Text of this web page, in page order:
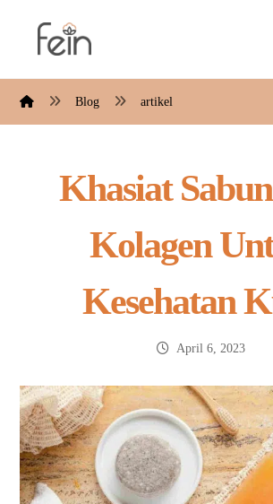
Blog artikel
Khasiat
Kolagen
Kesehatan
April 6, 2023